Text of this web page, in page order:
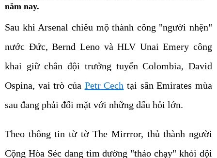
năm nay.
Sau khi Arsenal chiêu mộ thành công "người nhện"
nước Đức, Bernd Leno và HLV Unai Emery công
khai giữ chân đội trưởng tuyển Colombia, David
Ospina, vai trò của Petr Cech tại sân Emirates mùa
sau đang phải đối mặt với những dấu hỏi lớn.
Theo thông tin từ tờ The Mirrror, thủ thành người
Cộng Hòa Séc đang tìm đường "tháo chạy" khỏi đội